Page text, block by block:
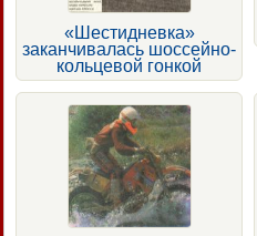
«Шестидневка»
заканчивалась шоссейно-
кольцевой гонкой